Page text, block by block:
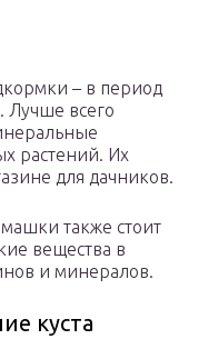
– в период
Лучше всего
растений. Их
для дачников.
также стоит
вещества в
и минералов.
куста